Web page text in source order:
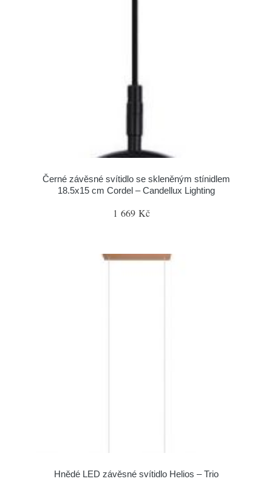
Černé závěsné svítidlo se skleněným stínidlem
18.5x15 cm Cordel – Candellux Lighting
1 669 Kč
Hnědé LED závěsné svítidlo Helios – Trio